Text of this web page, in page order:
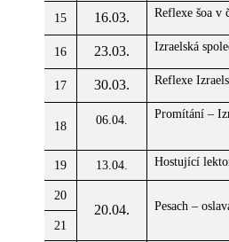
15 16.03. Reflexe šoa v
16 23.03. Izraelská
17 30.03. Reflexe
18 06.04. Promítání –
19 13.04. Hostující
20
20.04.
Pesach –
21